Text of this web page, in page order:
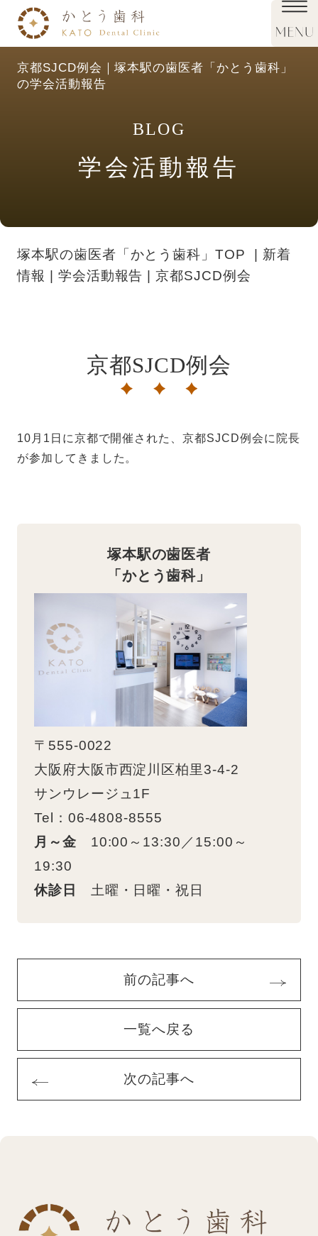
京都SJCD例会｜塚本駅の歯医者「かとう歯科」
の学会活動報告
BLOG
学会活動報告
塚本駅の歯医者「かとう歯科」TOP
新着
情報
学会活動報告 京都SJCD例会
京都SJCD例会
10月1日に京都で開催された、京都SJCD例会に院長
が参加してきました。
塚本駅の歯医者
「かとう歯科」
〒555-0022
大阪府大阪市西淀川区柏里3-4-2
サンウレージュ1F
Tel：06-4808-8555
月～金 10:00～13:30／15:00～
19:30
休診日
土曜・日曜・祝日
前の記事へ
一覧へ戻る
次の記事へ